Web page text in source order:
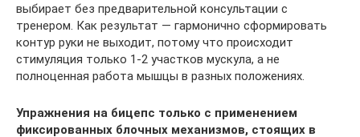
выбирает без предварительной консультации с
тренером. Как результат — гармонично сформировать
контур руки не выходит, потому что происходит
стимуляция только 1-2 участков мускула, а не
полноценная работа мышцы в разных положениях.
Упражнения на бицепс только с применением
фиксированных блочных механизмов, стоящих в